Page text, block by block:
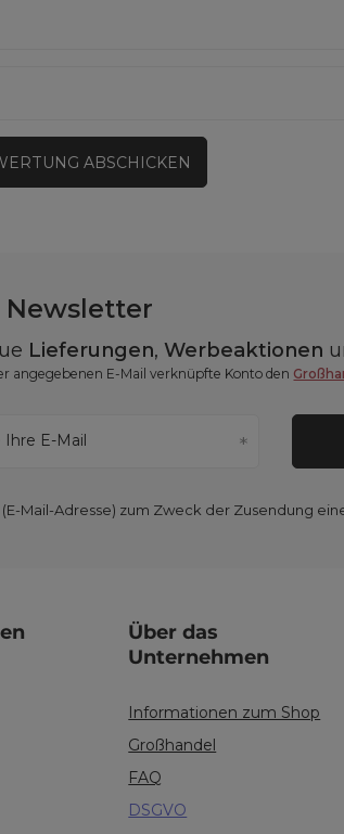
ABSCHICKEN
Newsletter
Lieferungen,Werbeaktionen
angegebenen E-Mail verknüpfte Konto den
Ihre E-Mail
Mail-Adresse) zum Zweck der Zusendung
Über das
Unternehmen
Informationen zum Shop
Großhandel
FAQ
DSGVO